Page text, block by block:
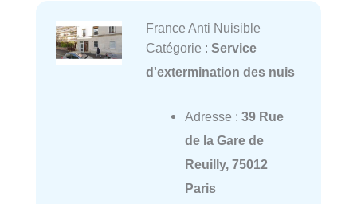
France Anti Nuisible
Catégorie : Service
d'extermination des nuis
Adresse : 39 Rue
de la Gare de
Reuilly, 75012
Paris